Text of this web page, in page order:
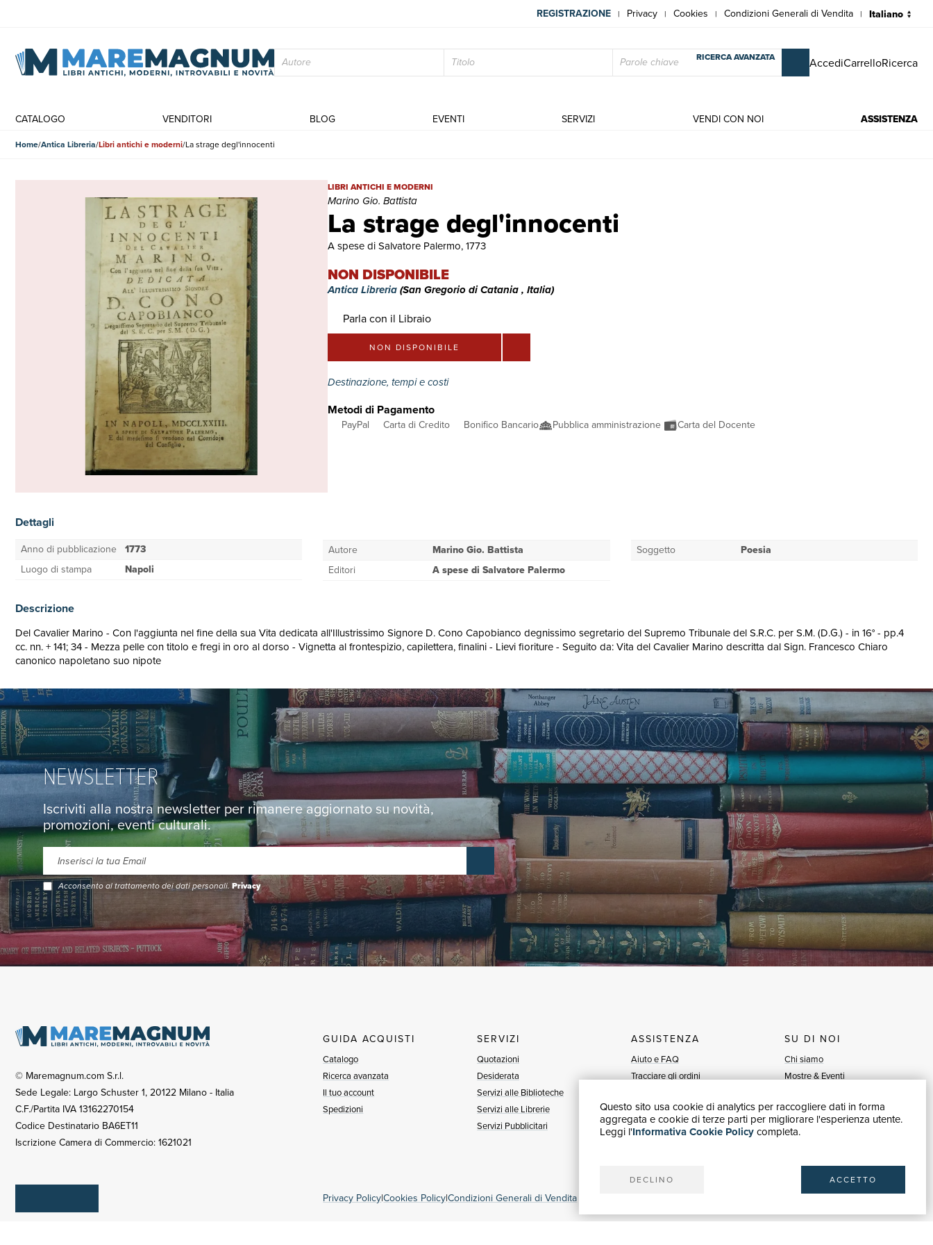
Questo sito usa cookie di analytics per raccogliere dati in forma
aggregata e cookie di terze parti per migliorare l'esperienza utente.
Leggi l'Informativa Cookie Policycompleta.
DECLINO ACCETTO
REGISTRAZIONE | Privacy | Cookies | Condizioni Generali di Vendita |
RICERCA AVANZATA AccediCarrelloRicerca
CATALOGO VENDITORI BLOG EVENTI SERVIZI VENDI CON NOI ASSISTENZA
Home Antica Libreria Libri antichi e moderni La strage degl'innocenti
La strage degl'innocenti
La strage degl'innocenti | Libri antichi e moderni | Marino Gio. Battista
LIBRI ANTICHI E MODERNI
Marino Gio. Battista
A spese di Salvatore Palermo, 1773
NON DISPONIBILE
Antica Libreria(San Gregorio di Catania , Italia)
Parla con il Libraio
NON DISPONIBILE
Destinazione, tempi e costi
Metodi di Pagamento
PayPal Carta di Credito Bonifico Bancario Pubblica amministrazione Carta del Docente
Dettagli
Anno di pubblicazione 1773
Luogo di stampa
Napoli
Autore
Marino Gio. Battista
Editori
A spese di Salvatore Palermo
Soggetto Poesia
Descrizione
Del Cavalier Marino - Con l'aggiunta nel fine della sua Vita dedicata all'Illustrissimo Signore D. Cono Capobianco degnissimo segretario del Supremo Tribunale del S.R.C. per S.M. (D.G.) - in 16° - pp.4
cc. nn. + 141; 34 - Mezza pelle con titolo e fregi in oro al dorso - Vignetta al frontespizio, capilettera, finalini - Lievi fioriture - Seguito da: Vita del Cavalier Marino descritta dal Sign. Francesco Chiaro
canonico napoletano suo nipote
NEWSLETTER
Iscriviti alla nostra newsletter per rimanere aggiornato su novità,
promozioni, eventi culturali.
Acconsento al trattamento dei dati personali.Privacy
© Maremagnum.com S.r.l.
Sede Legale: Largo Schuster 1, 20122 Milano - Italia
C.F./Partita IVA 13162270154
Codice Destinatario BA6ET11
Iscrizione Camera di Commercio: 1621021
GUIDA ACQUISTI
Catalogo
Ricerca avanzata
Il tuo account
Spedizioni
SERVIZI
Quotazioni
Desiderata
Servizi alle Biblioteche
Servizi alle Librerie
Servizi Pubblicitari
ASSISTENZA
Aiuto e FAQ
Tracciare gli ordini
Fatturazione
Carta del Docente / 18App
SU DI NOI
Chi siamo
Mostre & Eventi
Blog
Vendi con noi
Privacy Policy|Cookies Policy|Condizioni Generali di Vendita